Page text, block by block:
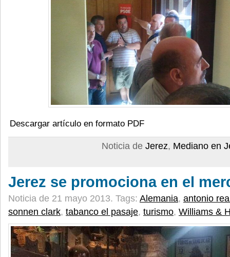
Descargar artículo en formato PDF
Noticia de Jerez, Mediano en
Jerez se promociona en el
Noticia de 21 mayo 2013. Tags: Alemania, antonio
sonnen clark, tabanco el pasaje, turismo, Williams &